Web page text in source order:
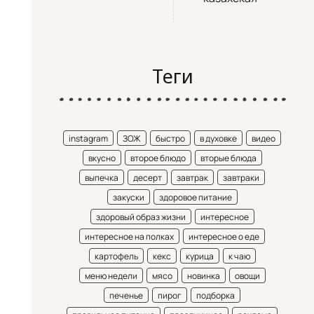
Теги
instagram ЗОЖ быстро в духовке
видео
вкусно
второе блюдо
вторые блюда
выпечка
десерт завтрак
завтраки
закуски
здоровое питание
здоровый образ жизни
интересное
интересное на полках
интересное о еде
картофель
кекс курица
к чаю
меню недели
мясо новинка
овощи
печенье
пирог
подборка